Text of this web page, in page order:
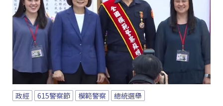
政經 615警察節 模範警察 總統選舉